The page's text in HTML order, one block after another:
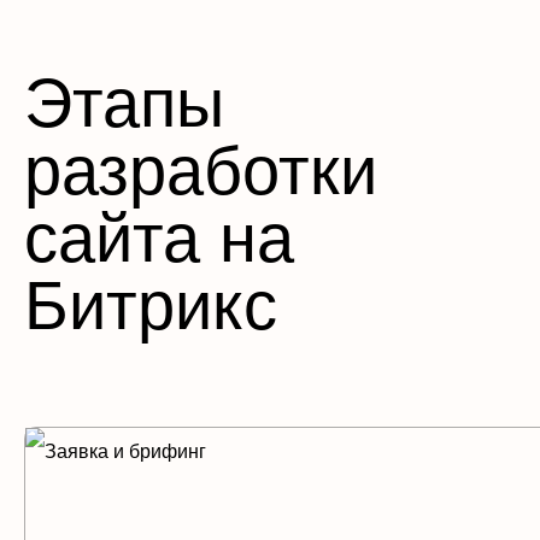
Этапы
разработки
сайта на
Битрикс